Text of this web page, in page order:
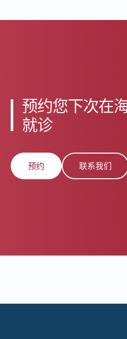
预约您下次在
就诊
预约 联系我们